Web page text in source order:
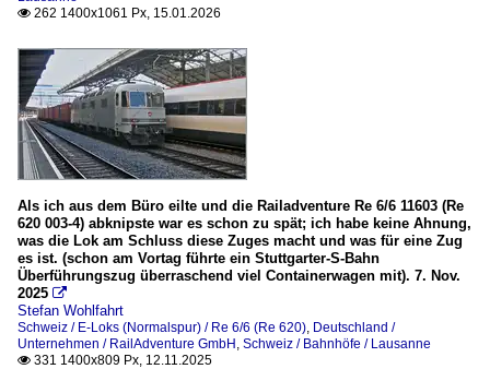
 262 1400x1061 Px, 15.01.2026
Als ich aus dem Büro eilte und die Railadventure Re 6/6 11603 (Re
620 003-4) abknipste war es schon zu spät; ich habe keine Ahnung,
was die Lok am Schluss diese Zuges macht und was für eine Zug
es ist. (schon am Vortag führte ein Stuttgarter-S-Bahn
Überführungszug überraschend viel Containerwagen mit). 7. Nov.
2025 
Stefan Wohlfahrt
Schweiz / E-Loks (Normalspur) / Re 6/6 (Re 620), Deutschland /
Unternehmen / RailAdventure GmbH , Schweiz / Bahnhöfe / Lausanne
 331 1400x809 Px, 12.11.2025